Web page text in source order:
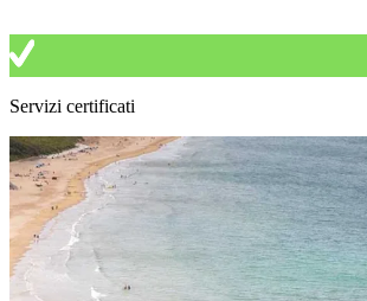
Servizi certificati